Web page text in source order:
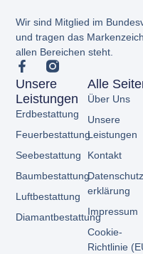
Wir sind Mitglied im
und tragen das
allen Bereichen steht.
Unsere
Leistungen
Erdbestattung
Feuerbestattung
Seebestattung
Baumbestattung
Luftbestattung
Diamantbestattung
Alle
Über Uns
Unsere
Leistungen
Kontakt
erklärung
Impressum
Cookie-
Richtlinie